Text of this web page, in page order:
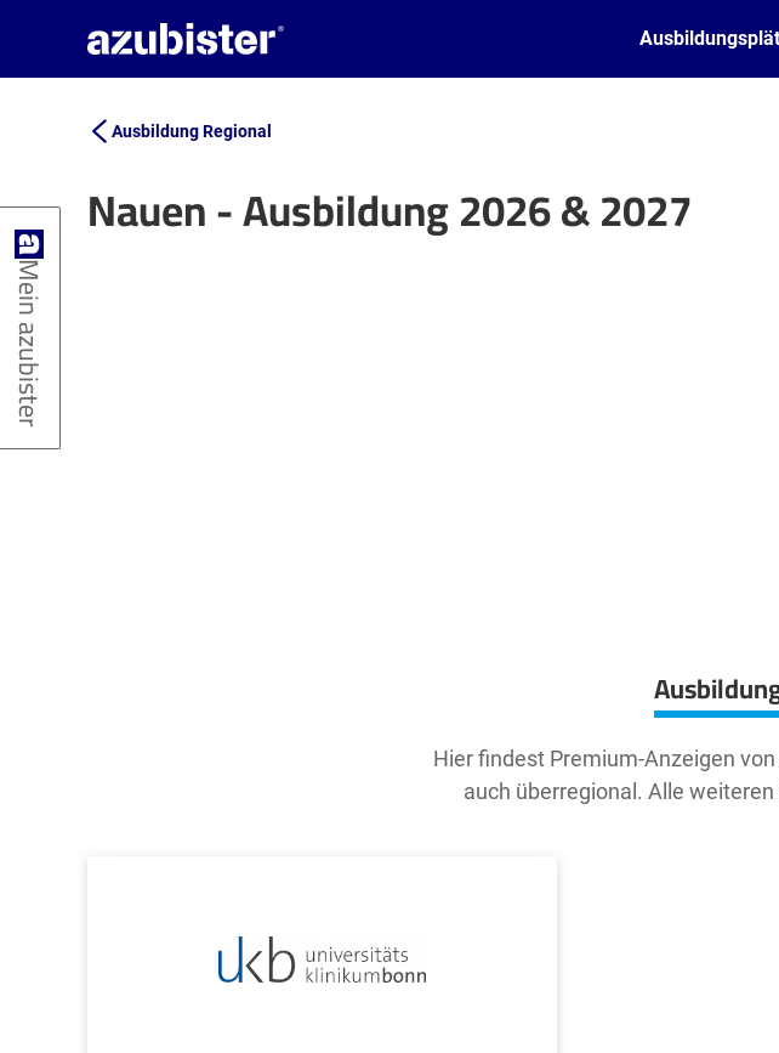
Ausbildung Regional
Nauen - Ausbildung 2026 & 2027
Leaflet | ©OpenStreetMap2
Hier findest Premium-Anzeigen
auch überregional. Alle
Mein azubister